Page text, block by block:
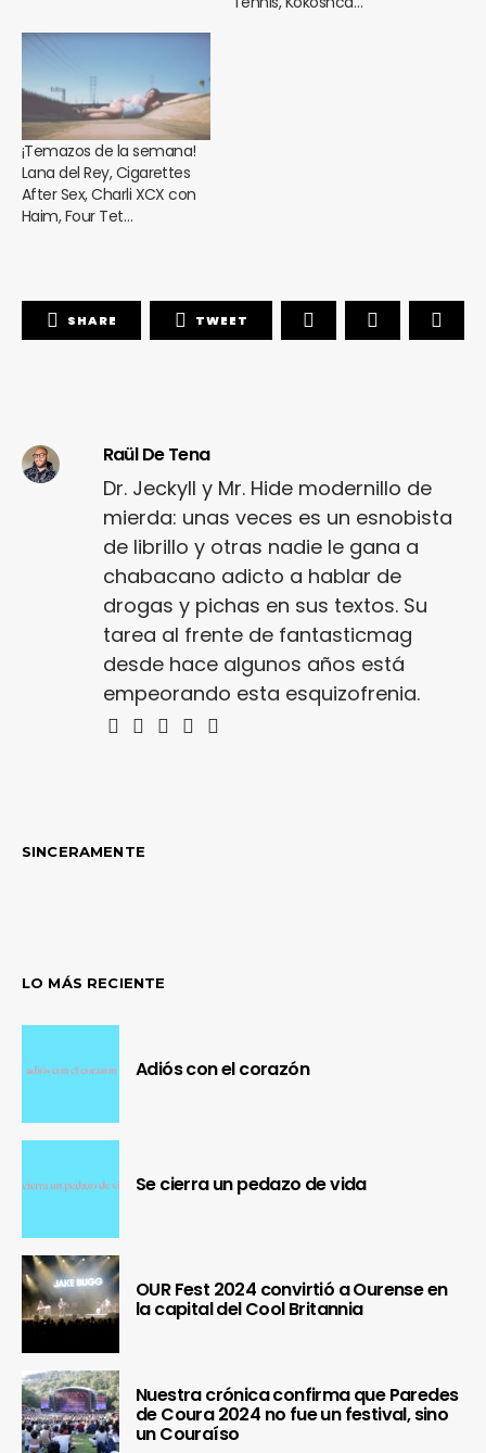
¡Temazos de la semana!
Lana del Rey, Cigarettes
After Sex, Charli XCX con
Haim, Four Tet…
SHARE TWEET
Raül De Tena
Dr. Jeckyll y Mr. Hide modernillo de
mierda: unas veces es un esnobista
de librillo y otras nadie le gana a
chabacano adicto a hablar de
drogas y pichas en sus textos. Su
tarea al frente de fantasticmag
desde hace algunos años está
empeorando esta esquizofrenia.
SINCERAMENTE
LO MÁS RECIENTE
Adiós con el corazón
Se cierra un pedazo de vida
OUR Fest 2024 convirtió a Ourense en
la capital del Cool Britannia
Nuestra crónica confirma que Paredes
de Coura 2024 no fue un festival, sino
un Couraíso